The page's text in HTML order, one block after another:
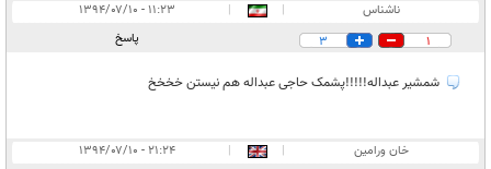
ناشناس |
|
۱۱:۲۳ - ۱۳۹۴/۰۷/۱۰
1
3 پاسخ
شمشیر عبداله!!!!!پشمک حاجی عبداله هم نیستن خخخخ
خان ورامین |
|
۲۱:۲۴ - ۱۳۹۴/۰۷/۱۰